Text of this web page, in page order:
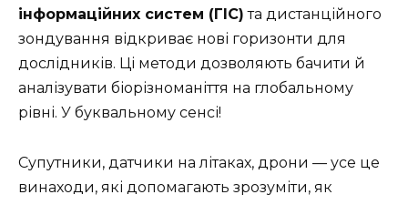
інформаційних систем (ГІС) та дистанційного
зондування відкриває нові горизонти для
дослідників. Ці методи дозволяють бачити й
аналізувати біорізноманіття на глобальному
рівні. У буквальному сенсі!
Супутники, датчики на літаках, дрони — усе це
винаходи, які допомагають зрозуміти, як